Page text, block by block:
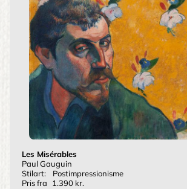
Les Misérables
Paul Gauguin
Stilart:
Postimpressionisme
Pris fra
1.390 kr.